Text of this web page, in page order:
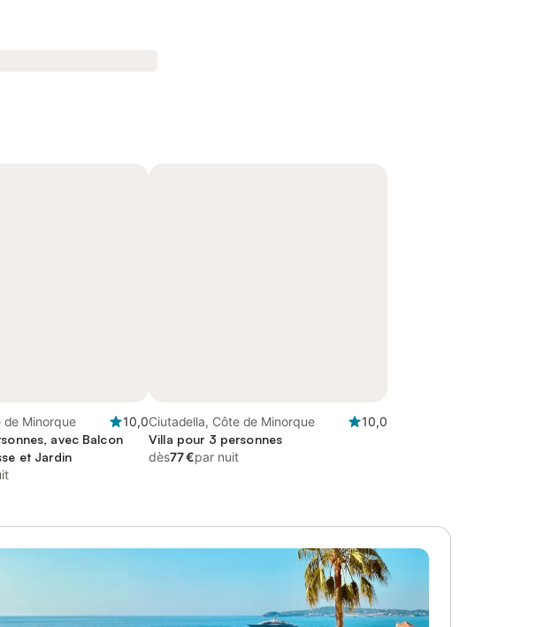
de Minorque
10,0
avec Balcon
et Jardin
Ciutadella, Côte de Minorque
10,0
Villa pour 3 personnes
dès77 €par nuit